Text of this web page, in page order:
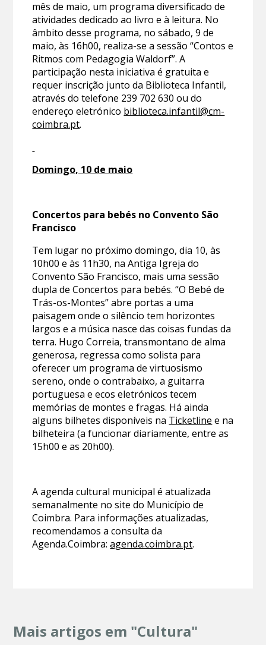
mês de maio, um programa diversificado de
atividades dedicado ao livro e à leitura. No
âmbito desse programa, no sábado, 9 de
maio, às 16h00, realiza-se a sessão “Contos e
Ritmos com Pedagogia Waldorf”. A
participação nesta iniciativa é gratuita e
requer inscrição junto da Biblioteca Infantil,
através do telefone 239 702 630 ou do
endereço eletrónico biblioteca.infantil@cm-
coimbra.pt.
Domingo, 10 de maio
Concertos para bebés no Convento São
Francisco
Tem lugar no próximo domingo, dia 10, às
10h00 e às 11h30, na Antiga Igreja do
Convento São Francisco, mais uma sessão
dupla de Concertos para bebés. “O Bebé de
Trás-os-Montes” abre portas a uma
paisagem onde o silêncio tem horizontes
largos e a música nasce das coisas fundas da
terra. Hugo Correia, transmontano de alma
generosa, regressa como solista para
oferecer um programa de virtuosismo
sereno, onde o contrabaixo, a guitarra
portuguesa e ecos eletrónicos tecem
memórias de montes e fragas. Há ainda
alguns bilhetes disponíveis na Ticketline e na
bilheteira (a funcionar diariamente, entre as
15h00 e as 20h00).
A agenda cultural municipal é atualizada
semanalmente no site do Município de
Coimbra. Para informações atualizadas,
recomendamos a consulta da
Agenda.Coimbra:agenda.coimbra.pt.
Mais artigos em "Cultura"